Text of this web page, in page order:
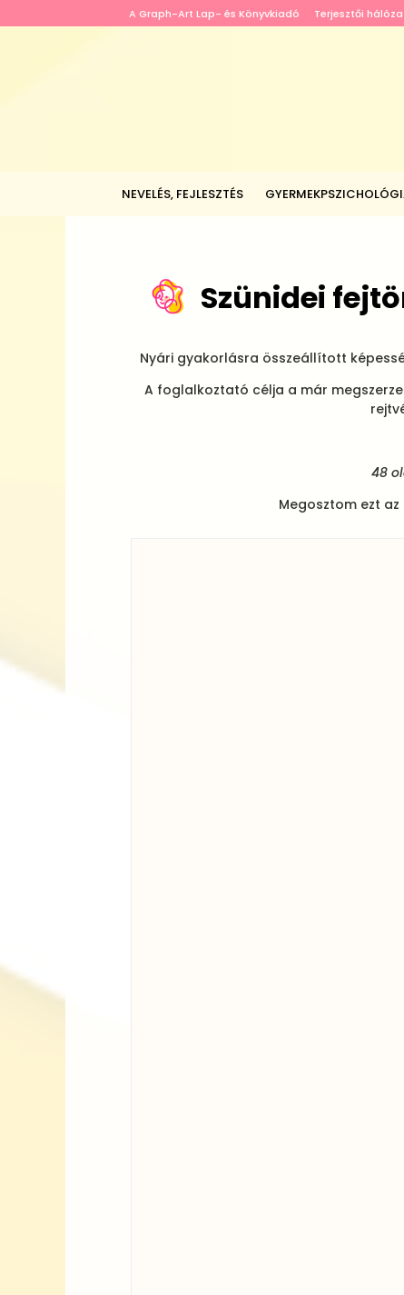
A Graph-Art Lap- és Könyvkiadó Terjesztői
NEVELÉS, FEJLESZTÉS
Szünidei
Nyári gyakorlásra összeállított
A foglalkoztató célja a már
48
Megosztom ezt